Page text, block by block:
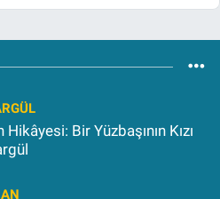
Hikâyesi: Bir Yüzbaşının Kızı